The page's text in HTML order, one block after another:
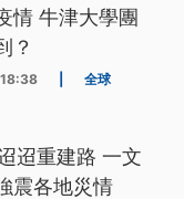
情 牛津大學團
？
全球
迢重建路 一文
震各地災情